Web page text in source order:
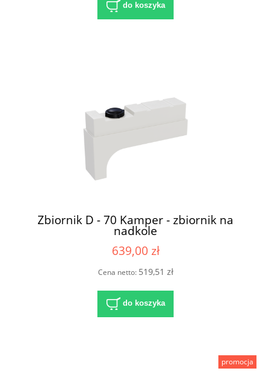
do koszyka
Zbiornik D - 70 Kamper - zbiornik na
nadkole
639,00 zł
Cena netto: 519,51 zł
do koszyka
promocja